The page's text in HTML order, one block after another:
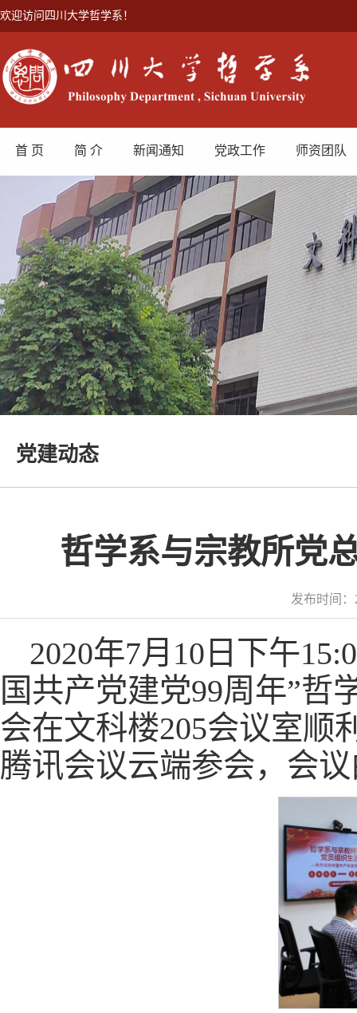
欢迎访问四川大学哲学系！
首 页 简 介 新闻通知 党政工作 师资团队
党建动态
哲学系与宗教所党
发布时间
2020年7月10日下午
国共产党建党99周年”哲
会在文科楼205会议室顺
腾讯会议云端参会，会